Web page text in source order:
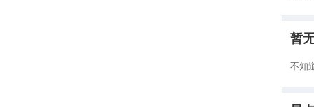
暂
不知